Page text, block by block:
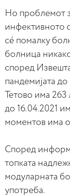
Но проблемот
инфективното
сé помалку
болница
според
пандемијата
Тетово има
до 16.04.2021
моментов има
Според
топката
модуларната
употреба.